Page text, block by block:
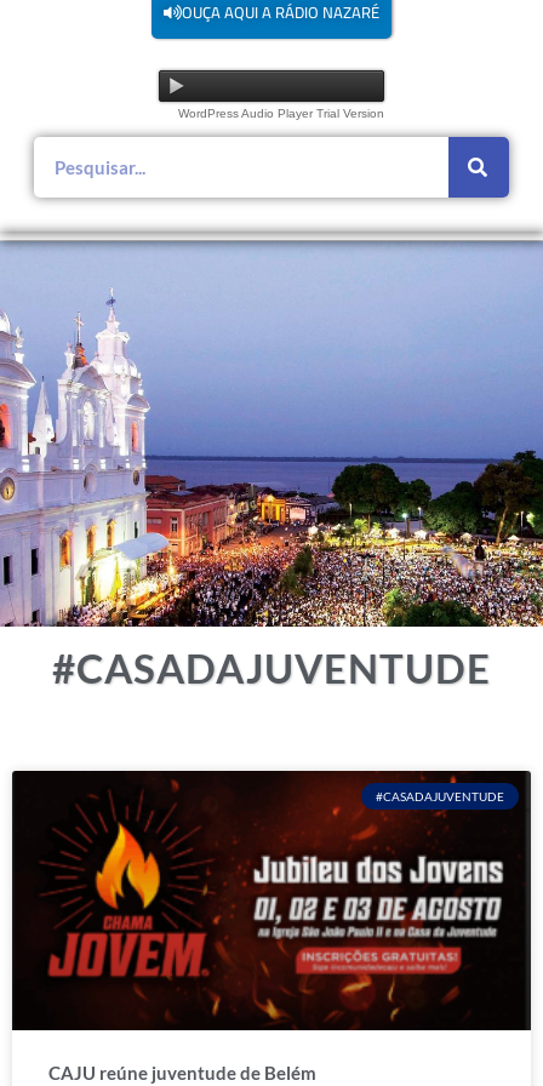
OUÇA AQUI A RÁDIO NAZARÉ
WordPress Audio Player Trial Version
#CASADAJUVENTUDE
#CASADAJUVENTUDE
CAJU reúne juventude de Belém